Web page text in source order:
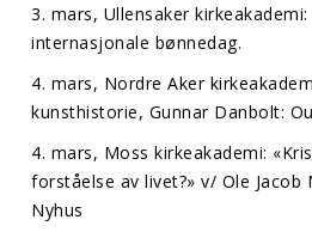
3. mars, Ullensaker kirkeakademi:
internasjonale bønnedag.
4. mars, Nordre Aker
kunsthistorie, Gunnar Danbolt:
4. mars, Moss kirkeakademi:
forståelse av livet?» v/ Ole Jacob
Nyhus